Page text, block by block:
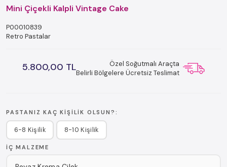
Mini Çiçekli Kalpli Vintage Cake
P00010839
Retro Pastalar
5.800,00 TL
Özel Soğutmalı Araçta
Belirli Bölgelere Ücretsiz Teslimat
PASTANIZ KAÇ KIŞILIK OLSUN?:
6-8 Kişilik 8-10 Kişilik
İÇ MALZEME